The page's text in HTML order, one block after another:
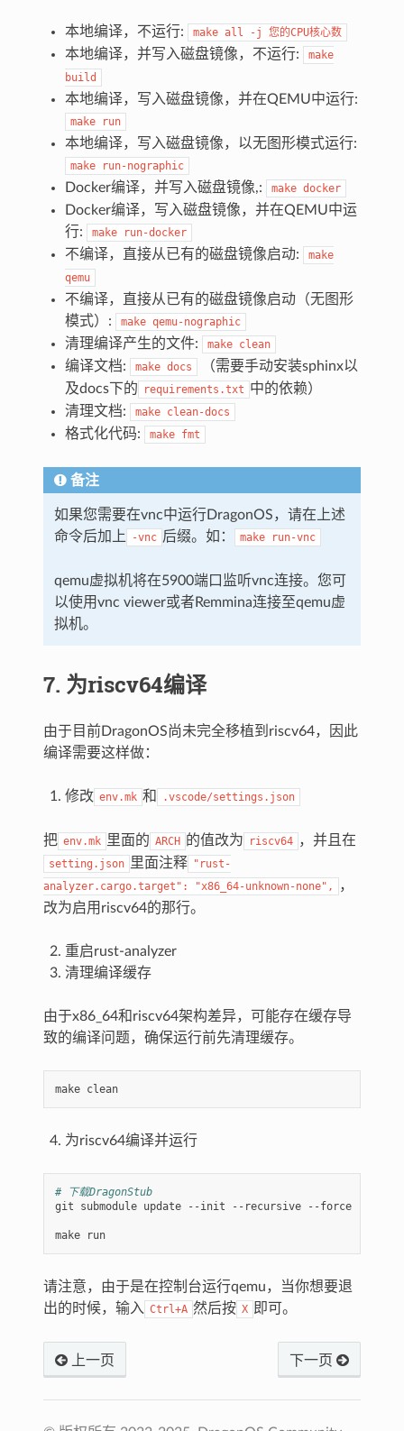
本地编译，不运行: make all -j 您的CPU核心数
本地编译，并写入磁盘镜像，不运行:
make
build
本地编译，写入磁盘镜像，并在QEMU中运行:
make run
本地编译，写入磁盘镜像，以无图形模式运行:
make run-nographic
Docker编译，并写入磁盘镜像,: make docker
Docker编译，写入磁盘镜像，并在QEMU中运
行:
make run-docker
不编译，直接从已有的磁盘镜像启动:
make
qemu
不编译，直接从已有的磁盘镜像启动（无图形
模式）:
make qemu-nographic
清理编译产生的文件: make clean
编译文档: make docs
（需要手动安装sphinx以
及docs下的
requirements.txt 中的依赖）
清理文档:
make clean-docs
格式化代码: make fmt
备注
如果您需要在vnc中运行DragonOS，请在上述
命令后加上
-vnc 后缀。如： make run-vnc
qemu虚拟机将在5900端口监听vnc连接。您可
以使用vnc viewer或者Remmina连接至qemu虚
拟机。
7. 为riscv64编译
由于目前DragonOS尚未完全移植到riscv64，因此
编译需要这样做：
修改 env.mk 和 .vscode/settings.json
把 env.mk 里面的 ARCH 的值改为 riscv64 ，并且在
setting.json 里面注释 "rust-
analyzer.cargo.target":
"x86_64-unknown-none",
，
改为启用riscv64的那行。
重启rust-analyzer
清理编译缓存
由于x86_64和riscv64架构差异，可能存在缓存导
致的编译问题，确保运行前先清理缓存。
make
为riscv64编译并运行
# 下载DragonStub
git
submodule update --init --recursive --force
make
请注意，由于是在控制台运行qemu，当你想要退
出的时候，输入 Ctrl+A 然后按 X 即可。
上一页 下一页